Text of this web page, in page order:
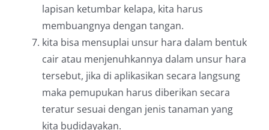
lapisan ketumbar kelapa, kita harus
membuangnya dengan tangan.
kita bisa mensuplai unsur hara dalam bentuk
cair atau menjenuhkannya dalam unsur hara
tersebut, jika di aplikasikan secara langsung
maka pemupukan harus diberikan secara
teratur sesuai dengan jenis tanaman yang
kita budidayakan.